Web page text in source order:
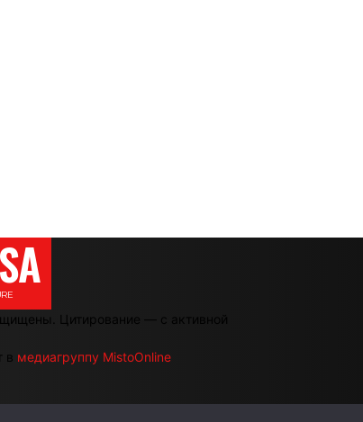
Цитирование — с активной
в медиагруппу MistoOnline